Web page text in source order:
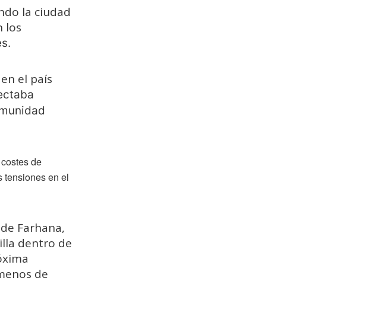
la ciudad
los
el país
de
tensiones en el
Farhana,
dentro de
de